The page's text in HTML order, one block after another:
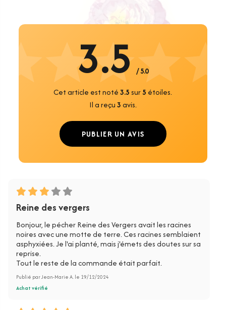
3.5 / 5.0
Cet article est noté3.5sur5 étoiles.
Il a reçu3avis.
PUBLIER UN AVIS
Reine des vergers
Bonjour, le pécher Reine des Vergers avait les racines
noires avec une motte de terre. Ces racines semblaient
asphyxiées. Je l'ai planté, mais j'émets des doutes sur sa
reprise.
Tout le reste de la commande était parfait.
Publié par Jean-Marie A. le 19/12/2024
Achat vérifié